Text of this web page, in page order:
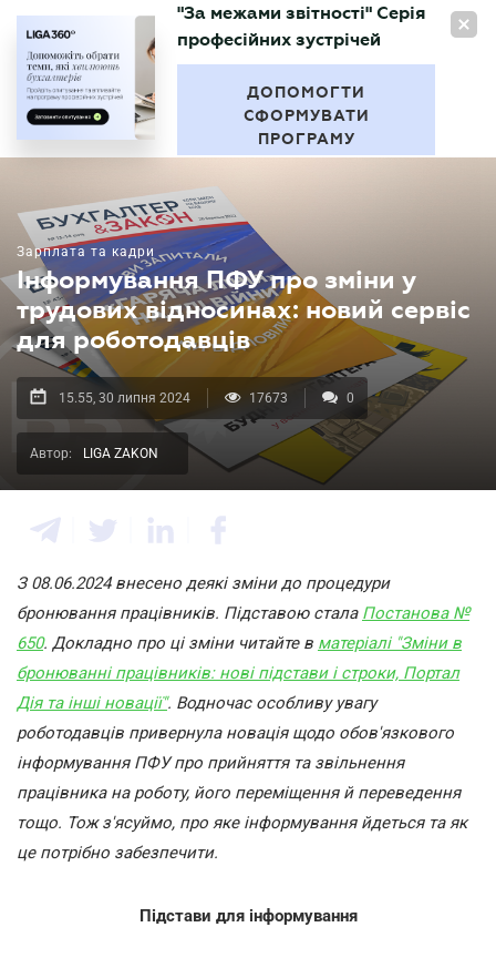
UA
БУХГАЛТЕР
"За межами звітності" Серія
професійних зустрічей
ДОПОМОГТИ
СФОРМУВАТИ
ПРОГРАМУ
Зарплата та кадри
Інформування ПФУ про зміни у
трудових відносинах: новий сервіс
для роботодавців
15.55, 30 липня 2024 17673 0
Автор: LIGA ZAKON
З 08.06.2024 внесено деякі зміни до процедури
бронювання працівників. Підставою стала Постанова №
650. Докладно про ці зміни читайте в матеріалі "Зміни в
бронюванні працівників: нові підстави і строки, Портал
Дія та інші новації". Водночас особливу увагу
роботодавців привернула новація щодо обов'язкового
інформування ПФУ про прийняття та звільнення
працівника на роботу, його переміщення й переведення
тощо. Тож з'ясуймо, про яке інформування йдеться та як
це потрібно забезпечити.
Підстави для інформування